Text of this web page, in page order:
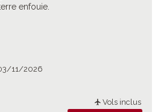
enfouie.
11/2026
Vols inclus